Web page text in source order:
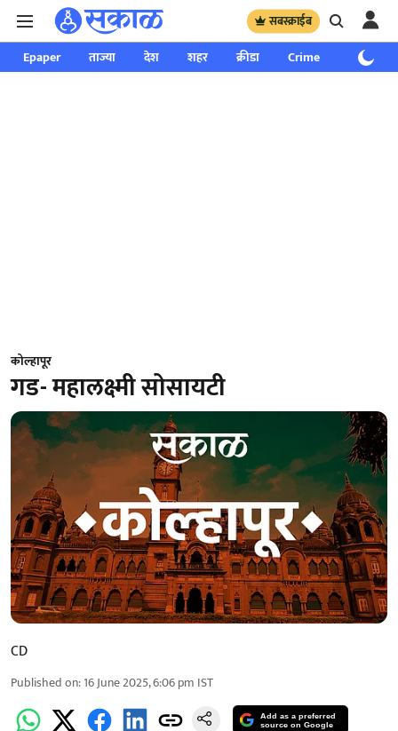
सबस्क्राईब
Epaper ताज्या देश शहर क्रीडा Crime साप्ताहिक
कोल्हापूर
गड- महालक्ष्मी सोसायटी
CD
Published on:16 June 2025, 6:06 pm IST
Add as a preferred
source on Google